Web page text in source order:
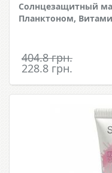
Солнцезащитный
Планктоном,
404.8 грн.
228.8 грн.